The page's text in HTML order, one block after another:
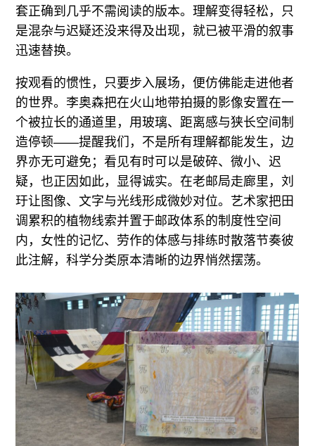
套正确到几乎不需阅读的版本。理解变得轻松，只
是混杂与迟疑还没来得及出现，就已被平滑的叙事
迅速替换。
按观看的惯性，只要步入展场，便仿佛能走进他者
的世界。李奥森把在火山地带拍摄的影像安置在一
个被拉长的通道里，用玻璃、距离感与狭长空间制
造停顿——提醒我们，不是所有理解都能发生，边
界亦无可避免；看见有时可以是破碎、微小、迟
疑，也正因如此，显得诚实。在老邮局走廊里，刘
玗让图像、文字与光线形成微妙对位。艺术家把田
调累积的植物线索并置于邮政体系的制度性空间
内，女性的记忆、劳作的体感与排练时散落节奏彼
此注解，科学分类原本清晰的边界悄然摆荡。